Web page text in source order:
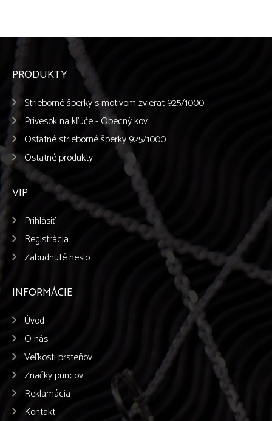
PRODUKTY
Strieborné šperky s motívom zvierat 925/1000
Prívesok na kľúče - Obecný kov
Ostatné strieborné šperky 925/1000
Ostatné produkty
VIP
Prihlásiť
Registrácia
Zabudnuté heslo
INFORMÁCIE
Úvod
O nás
Veľkosti prsteňov
Značky puncov
Reklamácia
Kontakt